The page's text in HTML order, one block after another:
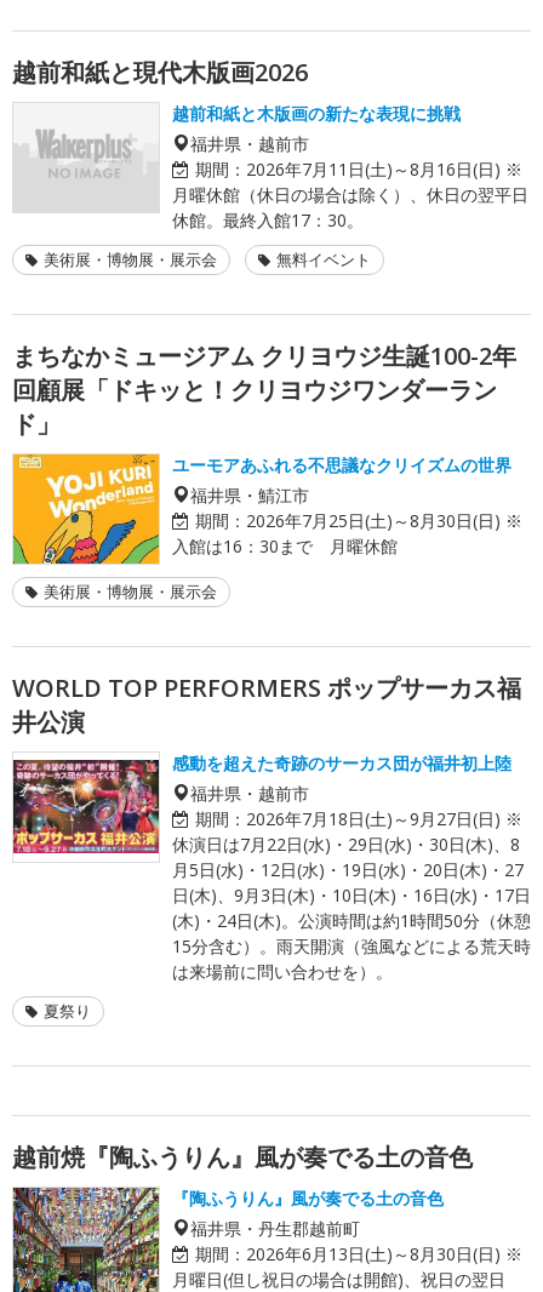
越前和紙と現代木版画2026
越前和紙と木版画の新たな表現に挑戦
福井県・越前市
期間： 2026年7月11日(土)～8月16日(日) ※
月曜休館（休日の場合は除く）、休日の翌平日
休館。最終入館17：30。
美術展・博物展・展示会 無料イベント
まちなかミュージアム クリヨウジ生誕100-2年
回顧展「ドキッと！クリヨウジワンダーラン
ド」
ユーモアあふれる不思議なクリイズムの世界
福井県・鯖江市
期間： 2026年7月25日(土)～8月30日(日) ※
入館は16：30まで 月曜休館
美術展・博物展・展示会
WORLD TOP PERFORMERS ポップサーカス福
井公演
感動を超えた奇跡のサーカス団が福井初上陸
福井県・越前市
期間： 2026年7月18日(土)～9月27日(日) ※
休演日は7月22日(水)・29日(水)・30日(木)、8
月5日(水)・12日(水)・19日(水)・20日(木)・27
日(木)、9月3日(木)・10日(木)・16日(水)・17日
(木)・24日(木)。公演時間は約1時間50分（休憩
15分含む）。雨天開演（強風などによる荒天時
は来場前に問い合わせを）。
夏祭り
越前焼『陶ふうりん』風が奏でる土の音色
『陶ふうりん』風が奏でる土の音色
福井県・丹生郡越前町
期間： 2026年6月13日(土)～8月30日(日) ※
月曜日(但し祝日の場合は開館)、祝日の翌日